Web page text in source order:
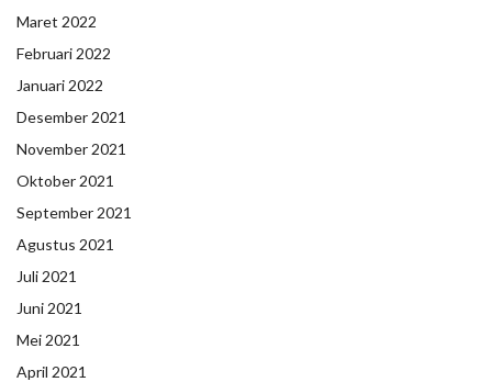
Maret 2022
Februari 2022
Januari 2022
Desember 2021
November 2021
Oktober 2021
September 2021
Agustus 2021
Juli 2021
Juni 2021
Mei 2021
April 2021